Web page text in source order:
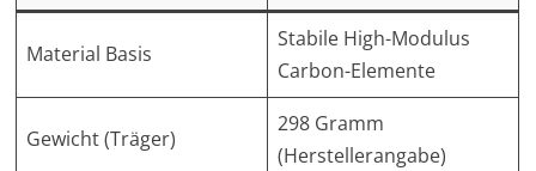
Material Basis
Stabile High-Modulus
Carbon-Elemente
Gewicht (Träger)
298 Gramm
(Herstellerangabe)